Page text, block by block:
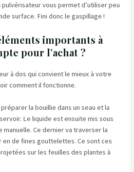
pulvérisateur vous permet d’utiliser peu
surface. Fini donc le gaspillage !
importants à
pour l’achat ?
à dos qui convient le mieux à votre
comment il fonctionne.
la bouillie dans un seau et la
Le liquide est ensuite mis sous
manuelle. Ce dernier va traverser la
en de fines gouttelettes. Ce sont ces
sur les feuilles des plantes à